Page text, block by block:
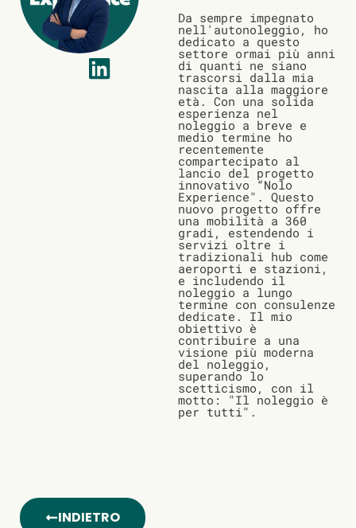
Da sempre impegnato
nell'autonoleggio, ho
dedicato a questo
settore ormai più anni
di quanti ne siano
trascorsi dalla mia
nascita alla maggiore
età. Con una solida
esperienza nel
noleggio a breve e
medio termine ho
recentemente
compartecipato al
lancio del progetto
innovativo “Nolo
Experience". Questo
nuovo progetto offre
una mobilità a 360
gradi, estendendo i
servizi oltre i
tradizionali hub come
aeroporti e stazioni,
e includendo il
noleggio a lungo
termine con consulenze
dedicate. Il mio
obiettivo è
contribuire a una
visione più moderna
del noleggio,
superando lo
scetticismo, con il
motto: "Il noleggio è
per tutti".
INDIETRO